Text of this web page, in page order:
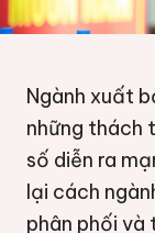
Ngành xuất
những thách
số diễn ra
lại cách
phân phối và